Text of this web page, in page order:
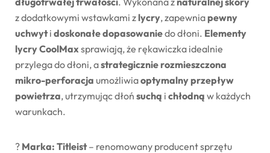
z dodatkowymi wstawkami z lycry, zapewnia pewny
uchwyti doskonałe dopasowaniedo dłoni. Elementy
lycry CoolMax sprawiają, że rękawiczka idealnie
przylega do dłoni, astrategicznie rozmieszczona
mikro-perforacja umożliwiaoptymalny przepływ
powietrza, utrzymując dłoń suchą i chłodną w każdych
warunkach.
? Marka: Titleist– renomowany producent sprzętu